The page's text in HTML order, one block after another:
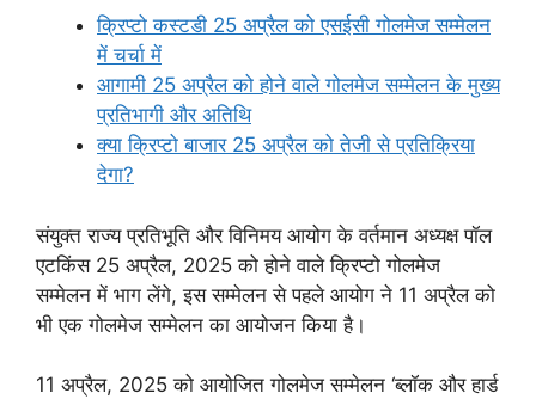
क्रिप्टो कस्टडी 25 अप्रैल को एसईसी गोलमेज सम्मेलन
में चर्चा में
आगामी 25 अप्रैल को होने वाले गोलमेज सम्मेलन के मुख्य
प्रतिभागी और अतिथि
क्या क्रिप्टो बाजार 25 अप्रैल को तेजी से प्रतिक्रिया
देगा?
संयुक्त राज्य प्रतिभूति और विनिमय आयोग के वर्तमान अध्यक्ष पॉल
एटकिंस 25 अप्रैल, 2025 को होने वाले क्रिप्टो गोलमेज
सम्मेलन में भाग लेंगे, इस सम्मेलन से पहले आयोग ने 11 अप्रैल को
भी एक गोलमेज सम्मेलन का आयोजन किया है।
11 अप्रैल, 2025 को आयोजित गोलमेज सम्मेलन ‘ब्लॉक और हार्ड